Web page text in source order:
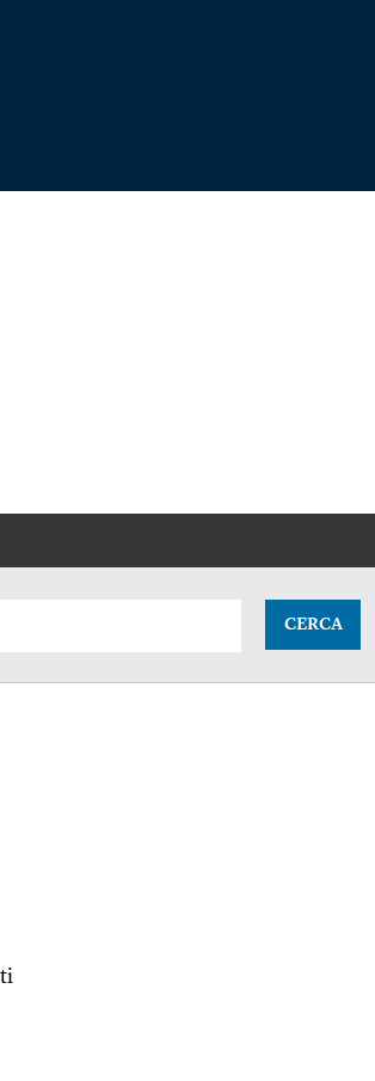
CERCA